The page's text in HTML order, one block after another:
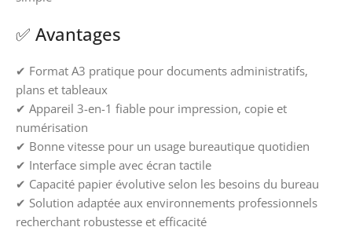
✅ Avantages
✔ Format A3 pratique pour documents administratifs,
plans et tableaux
✔ Appareil 3-en-1 fiable pour impression, copie et
numérisation
✔ Bonne vitesse pour un usage bureautique quotidien
✔ Interface simple avec écran tactile
✔ Capacité papier évolutive selon les besoins du bureau
✔ Solution adaptée aux environnements professionnels
recherchant robustesse et efficacité